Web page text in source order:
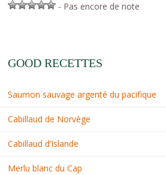
- Pas encore de note
GOOD RECETTES
Saumon sauvage argenté du pacifique
Cabillaud de Norvège
Cabillaud d’Islande
Merlu blanc du Cap